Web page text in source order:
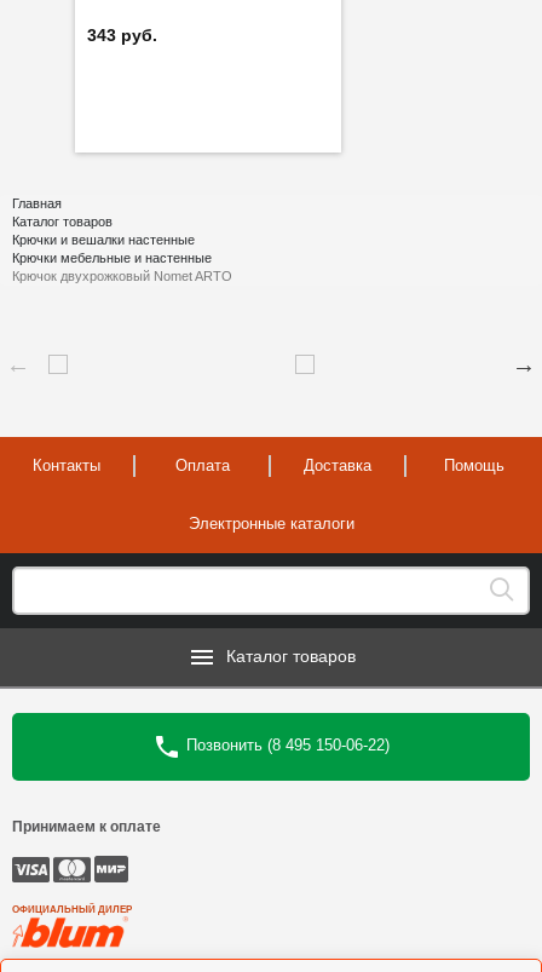
343 руб.
Главная
Каталог товаров
Крючки и вешалки настенные
Крючки мебельные и настенные
Крючок двухрожковый Nomet ARTO
Контакты Оплата Доставка Помощь
Электронные каталоги
Каталог товаров
Позвонить (8 495 150-06-22)
Принимаем к оплате
ОФИЦИАЛЬНЫЙ ДИЛЕР